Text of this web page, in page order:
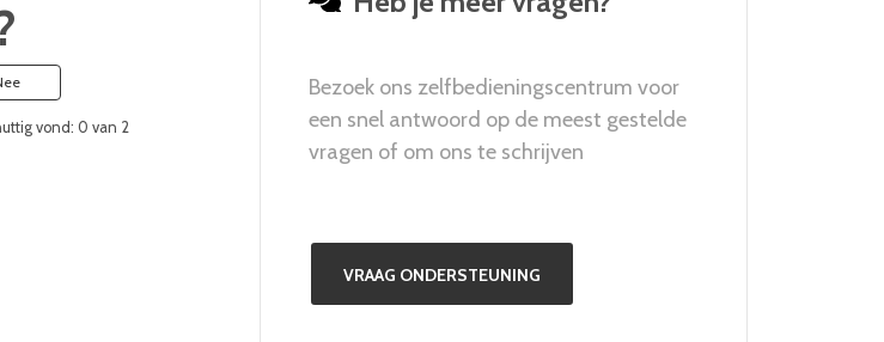
vond: 0 van 2
Bezoek ons zelfbedieningscentrum voor
een snel antwoord op de meest gestelde
vragen of om ons te schrijven
VRAAG ONDERSTEUNING